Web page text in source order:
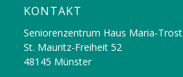
KONTAKT
Seniorenzentrum Haus Maria-Trost
St. Mauritz-Freiheit 52
48145 Münster